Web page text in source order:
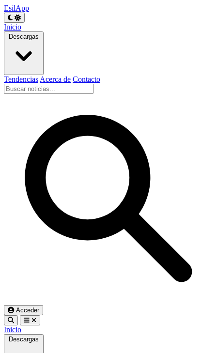
EsilApp
Inicio
Descargas
Tendencias Acerca de Contacto
Acceder
Inicio
Descargas